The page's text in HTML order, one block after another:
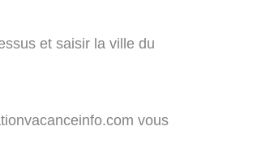
et saisir la ville du
vous